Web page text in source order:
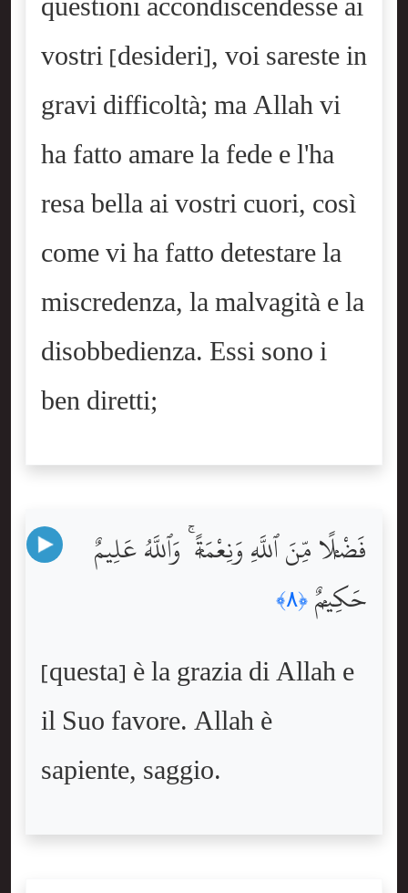
vostri [desideri], voi sareste in
gravi difficoltà; ma Allah vi
ha fatto amare la fede e l'ha
resa bella ai vostri cuori, così
come vi ha fatto detestare la
miscredenza, la malvagità e la
disobbedienza. Essi sono i
ben diretti;
فَضْلًۭا مِّنَ ٱللَّهِ وَنِعْمَةًۭ ۚ وَٱللَّهُ عَلِيمٌ
حَكِيمٌۭ ﴿٨﴾
[questa] è la grazia di Allah e
il Suo favore. Allah è
sapiente, saggio.